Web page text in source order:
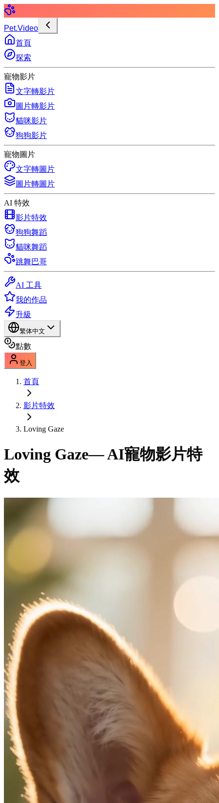
Pet.Video
首頁
探索
寵物影片
文字轉影片
圖片轉影片
貓咪影片
狗狗影片
寵物圖片
文字轉圖片
圖片轉圖片
AI 特效
影片特效
狗狗舞蹈
貓咪舞蹈
跳舞巴哥
AI 工具
我的作品
升級
繁体中文
點數
登入
首頁
影片特效
Loving Gaze
Loving Gaze— AI寵物影片特
效